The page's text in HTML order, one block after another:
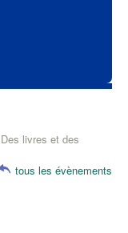
livres et des
tous les évènements